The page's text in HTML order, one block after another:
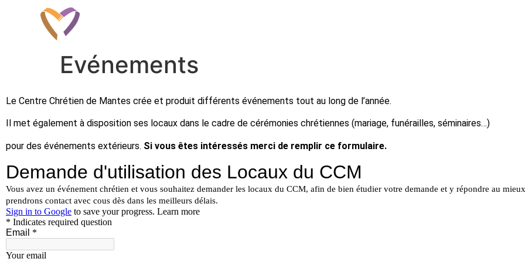
Evénements
Le Centre Chrétien de Mantes crée et produit différents événements tout au long de l’année.
Il met également à disposition ses locaux dans le cadre de cérémonies chrétiennes (mariage, funérailles, séminaires…)
pour des événements extérieurs. Si vous êtes intéressés merci de remplir ce formulaire.